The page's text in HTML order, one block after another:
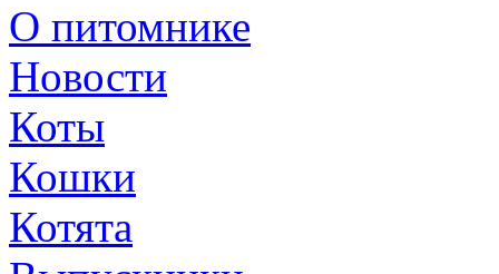
О питомнике
Новости
Коты
Кошки
Котята